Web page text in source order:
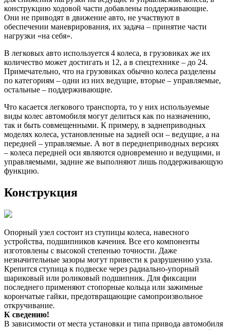
конструкцию ходовой части добавлены поддерживающие.
Они не приводят в движение авто, не участвуют в
обеспечении маневрирования, их задача – принятие части
нагрузки «на себя».
В легковых авто используется 4 колеса, в грузовиках же их
количество может достигать и 12, а в спецтехнике – до 24.
Примечательно, что на грузовиках обычно колеса разделены
по категориям – одни из них ведущие, вторые – управляемые,
остальные – поддерживающие.
Что касается легкового транспорта, то у них используемые
виды колес автомобиля могут делиться как по назначению,
так и быть совмещенными. К примеру, в заднеприводных
моделях колеса, установленные на задней оси – ведущие, а на
передней – управляемые. А вот в переднеприводных версиях
– колеса передней оси являются одновременно и ведущими, и
управляемыми, задние же выполняют лишь поддерживающую
функцию.
Конструкция
Опорный узел состоит из ступицы колеса, навесного
устройства, подшипников качения. Все его компоненты
изготовлены с высокой степенью точности. Даже
незначительные зазоры могут привести к разрушению узла.
Крепится ступица к подвеске через радиально-упорный
шариковый или роликовый подшипник. Для фиксации
последнего применяют стопорные кольца или зажимные
корончатые гайки, предотвращающие самопроизвольное
откручивание.
К сведению!
В зависимости от места установки и типа привода автомобиля